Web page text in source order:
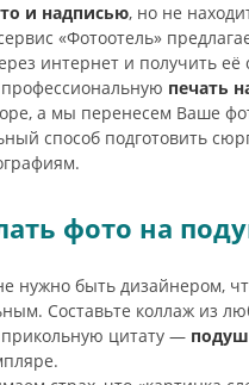
и надписью, но не
«Фотоотель»
интернет и получить её
печать
а мы перенесем Ваше
способ подготовить
фото на
нужно быть дизайнером,
Составьте коллаж из
цитату —